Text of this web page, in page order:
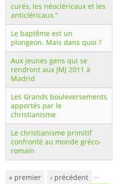
curés, les néocléricaux et les
anticléricaux.”
Le baptême est un
plongeon. Mais dans quoi ?
Aux jeunes gens qui se
rendront aux JMJ 2011 à
Madrid
Les Grands bouleversements
apportés par le
christianisme
Le christianisme primitif
confronté au monde gréco-
romain
« premier ‹ précédent
…